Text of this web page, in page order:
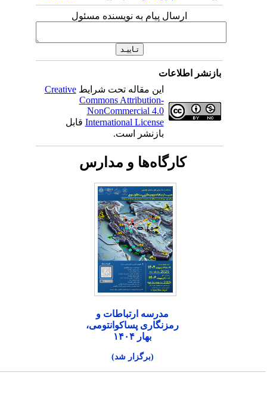
ارسال پیام به نویسنده مسئول
بازنشر اطلاعات
این مقاله تحت شرایطCreative
Commons Attribution-
NonCommercial 4.0
International Licenseقابل
بازنشر است.
کارگاه‌ها و مدارس
مدرسه ارتباطات و
رمزنگاری پساکوانتومی،
بهار ۱۴۰۴
(برگزار شد)